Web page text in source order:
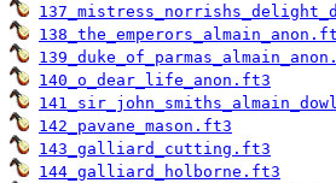
140_o_dear_life_anon.ft3
142_pavane_mason.ft3
143_galliard_cutting.ft3
144_galliard_holborne.ft3